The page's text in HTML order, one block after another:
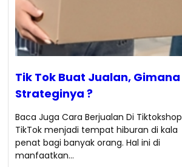
Tik Tok Buat Jualan, Gimana
Strateginya ?
Baca Juga Cara Berjualan Di Tiktokshop
TikTok menjadi tempat hiburan di kala
penat bagi banyak orang. Hal ini di
manfaatkan…